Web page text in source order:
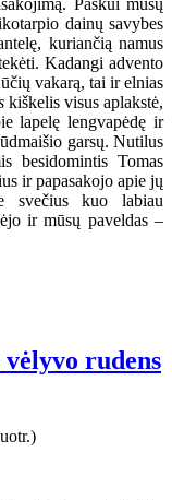
Paskui mūsų
dainų savybes
kuriančią namus
Kadangi advento
vakarą, tai ir elnias
kiškelis visus aplakstė,
lapelę lengvapėdę ir
garsų. Nutilus
besidomintis Tomas
ir papasakojo apie jų
svečius kuo labiau
ir mūsų paveldas –
rudens